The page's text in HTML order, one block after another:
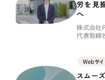
リープ・プロジェ
SEO対策によるアクセ
採用DX支
リープ・プロジ
「反響強化」を
リープ・リクル
その他のサービ
労を見
へ
株式会社
代表取締
Webサイ
スムー